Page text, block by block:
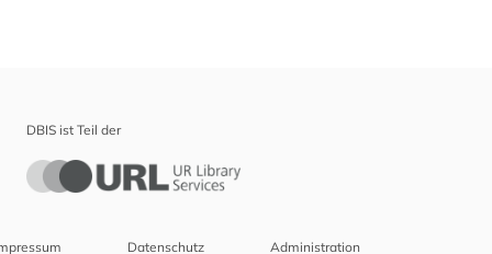
DBIS ist Teil der
Datenschutz Administration